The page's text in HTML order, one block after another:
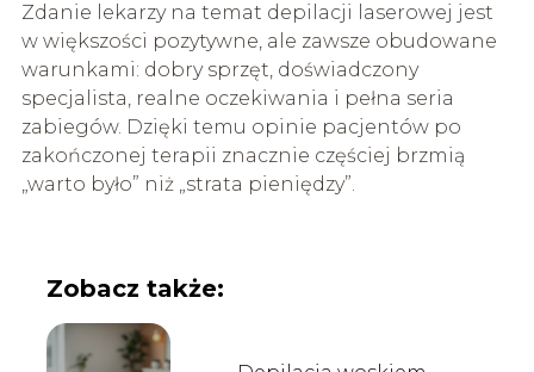
Zdanie lekarzy na temat depilacji laserowej jest
w większości pozytywne, ale zawsze obudowane
warunkami: dobry sprzęt, doświadczony
specjalista, realne oczekiwania i pełna seria
zabiegów. Dzięki temu opinie pacjentów po
zakończonej terapii znacznie częściej brzmią
„warto było” niż „strata pieniędzy”.
Zobacz także: